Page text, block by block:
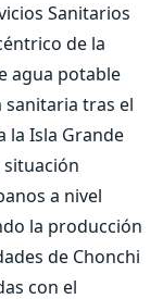
Sanitarios
de la
agua potable
tras el
la Isla Grande
situación
a nivel
la producción
de Chonchi
con el